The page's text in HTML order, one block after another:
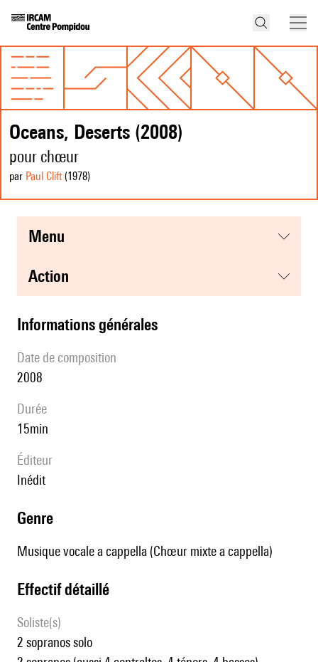
Oceans, Deserts (2008)
pour chœur
par Paul Clift(1978)
menu
action
informations générales
date de composition
2008
durée
15min
éditeur
Inédit
genre
Musique vocale a cappella (Chœur mixte a cappella)
effectif détaillé
Soliste(s)
2 sopranos solo